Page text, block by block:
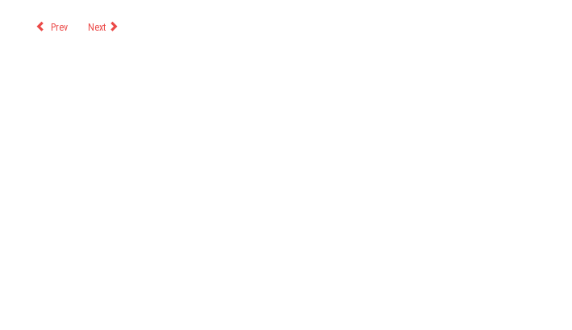
Prev Next